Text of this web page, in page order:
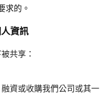
求的。
資訊
共享：
資或收購我們公司或其一